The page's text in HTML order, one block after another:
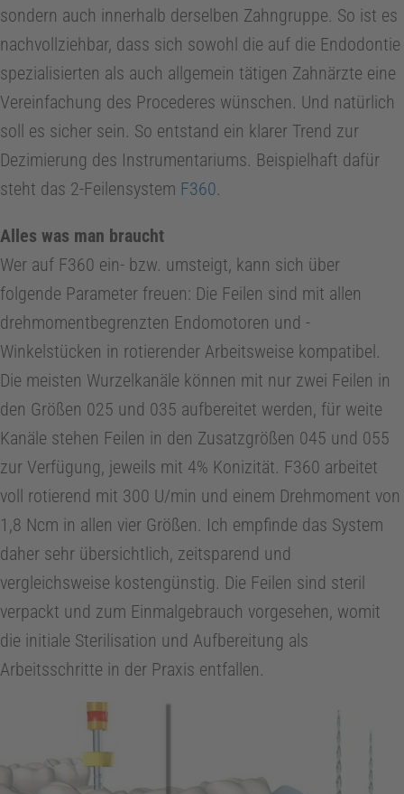
i
k
P
r
a
x
i
s
m
a
n
a
g
m
sondern auch innerhalb derselben Zahngruppe. So ist es
nachvollziehbar, dass sich sowohl die auf die Endodontie
spezialisierten als auch allgemein tätigen Zahnärzte eine
Vereinfachung des Procederes wünschen. Und natürlich
soll es sicher sein. So entstand ein klarer Trend zur
Dezimierung des Instrumentariums. Beispielhaft dafür
steht das 2-Feilensystem F360.
Alles was man braucht
Wer auf F360 ein- bzw. umsteigt, kann sich über
folgende Parameter freuen: Die Feilen sind mit allen
drehmomentbegrenzten Endomotoren und -
Winkelstücken in rotierender Arbeitsweise kompatibel.
Die meisten Wurzelkanäle können mit nur zwei Feilen in
den Größen 025 und 035 aufbereitet werden, für weite
Kanäle stehen Feilen in den Zusatzgrößen 045 und 055
zur Verfügung, jeweils mit 4% Konizität. F360 arbeitet
voll rotierend mit 300 U/min und einem Drehmoment von
1,8 Ncm in allen vier Größen. Ich empfinde das System
daher sehr übersichtlich, zeitsparend und
vergleichsweise kostengünstig. Die Feilen sind steril
verpackt und zum Einmalgebrauch vorgesehen, womit
die initiale Sterilisation und Aufbereitung als
Arbeitsschritte in der Praxis entfallen.